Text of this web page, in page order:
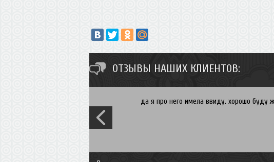
ОТЗЫВЫ НАШИХ КЛИЕНТОВ:
да я про него имела ввиду. хорошо буду